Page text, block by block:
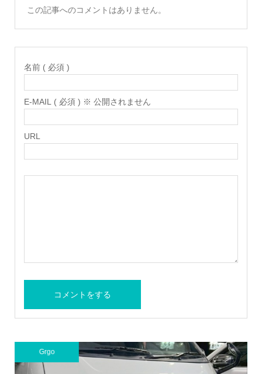
この記事へのコメントはありません。
名前 ( 必須 )
E-MAIL ( 必須 ) ※ 公開されません
URL
Grgo